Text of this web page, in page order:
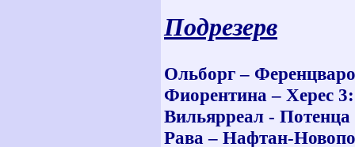
Подрезерв
Ольборг –
Фиорентина – Херес
Вильярреал - Потенца
Рава – Нафтан-